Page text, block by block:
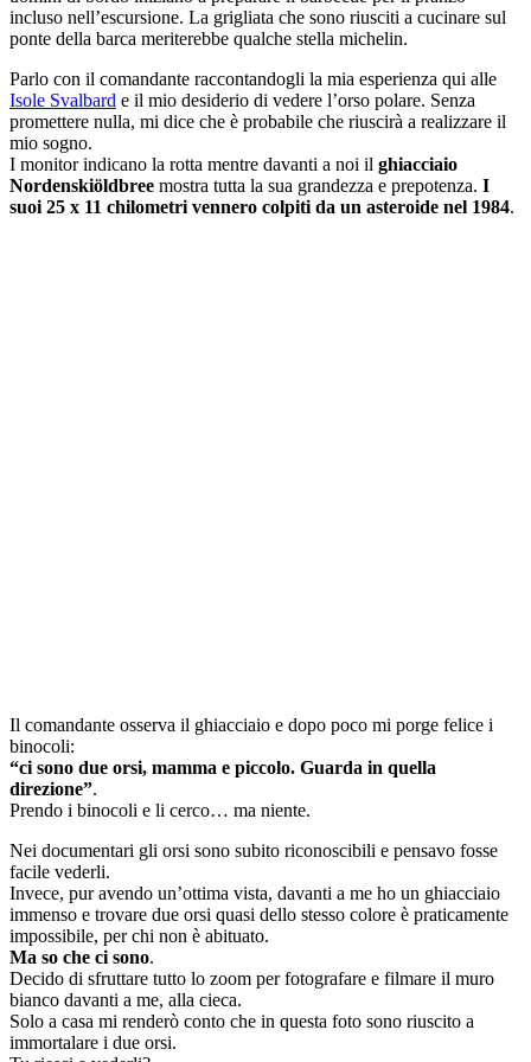
incluso nell’escursione. La grigliata che sono riusciti a cucinare sul
ponte della barca meriterebbe qualche stella michelin.
Parlo con il comandante raccontandogli la mia esperienza qui alle
Isole Svalbard e il mio desiderio di vedere l’orso polare. Senza
promettere nulla, mi dice che è probabile che riuscirà a realizzare il
mio sogno.
I monitor indicano la rotta mentre davanti a noi il ghiacciaio
Nordenskiöldbree mostra tutta la sua grandezza e prepotenza. I
suoi 25 x 11 chilometri vennero colpiti da un asteroide nel 1984.
Il comandante osserva il ghiacciaio e dopo poco mi porge felice i
binocoli:
“ci sono due orsi, mamma e piccolo. Guarda in quella
direzione”.
Prendo i binocoli e li cerco… ma niente.
Nei documentari gli orsi sono subito riconoscibili e pensavo fosse
facile vederli.
Invece, pur avendo un’ottima vista, davanti a me ho un ghiacciaio
immenso e trovare due orsi quasi dello stesso colore è praticamente
impossibile, per chi non è abituato.
Ma so che ci sono.
Decido di sfruttare tutto lo zoom per fotografare e filmare il muro
bianco davanti a me, alla cieca.
Solo a casa mi renderò conto che in questa foto sono riuscito a
immortalare i due orsi.